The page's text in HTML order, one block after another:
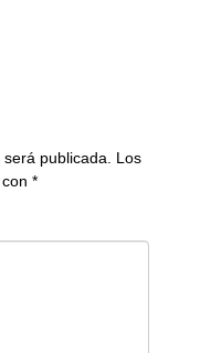
publicada.
Los
*